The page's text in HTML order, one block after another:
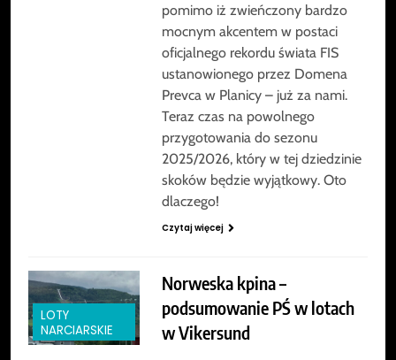
pomimo iż zwieńczony bardzo
mocnym akcentem w postaci
oficjalnego rekordu świata FIS
ustanowionego przez Domena
Prevca w Planicy – już za nami.
Teraz czas na powolnego
przygotowania do sezonu
2025/2026, który w tej dziedzinie
skoków będzie wyjątkowy. Oto
dlaczego!
Czytaj więcej
LOTY
NARCIARSKIE
Norweska kpina –
podsumowanie PŚ w lotach
w Vikersund